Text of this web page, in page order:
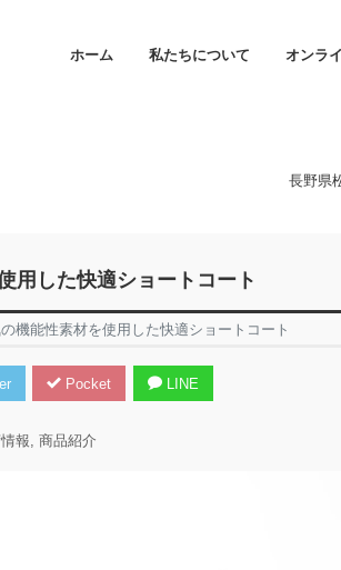
ホーム 私たちについて オンラ
長野県
用した快適ショートコート
の機能性素材を使用した快適ショートコート
Pocket LINE
報 商品紹介